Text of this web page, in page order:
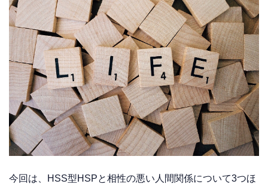
今回は、HSS型HSPと相性の悪い人間関係について3つほ